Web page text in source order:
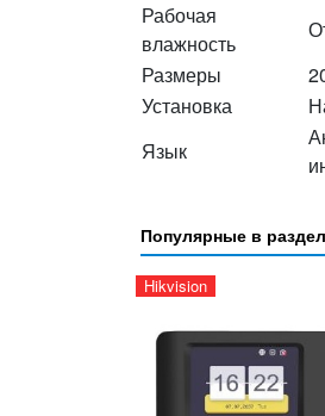
Рабочая
влажность
Размеры
Установка
Язык
Популярные в
Hikvision